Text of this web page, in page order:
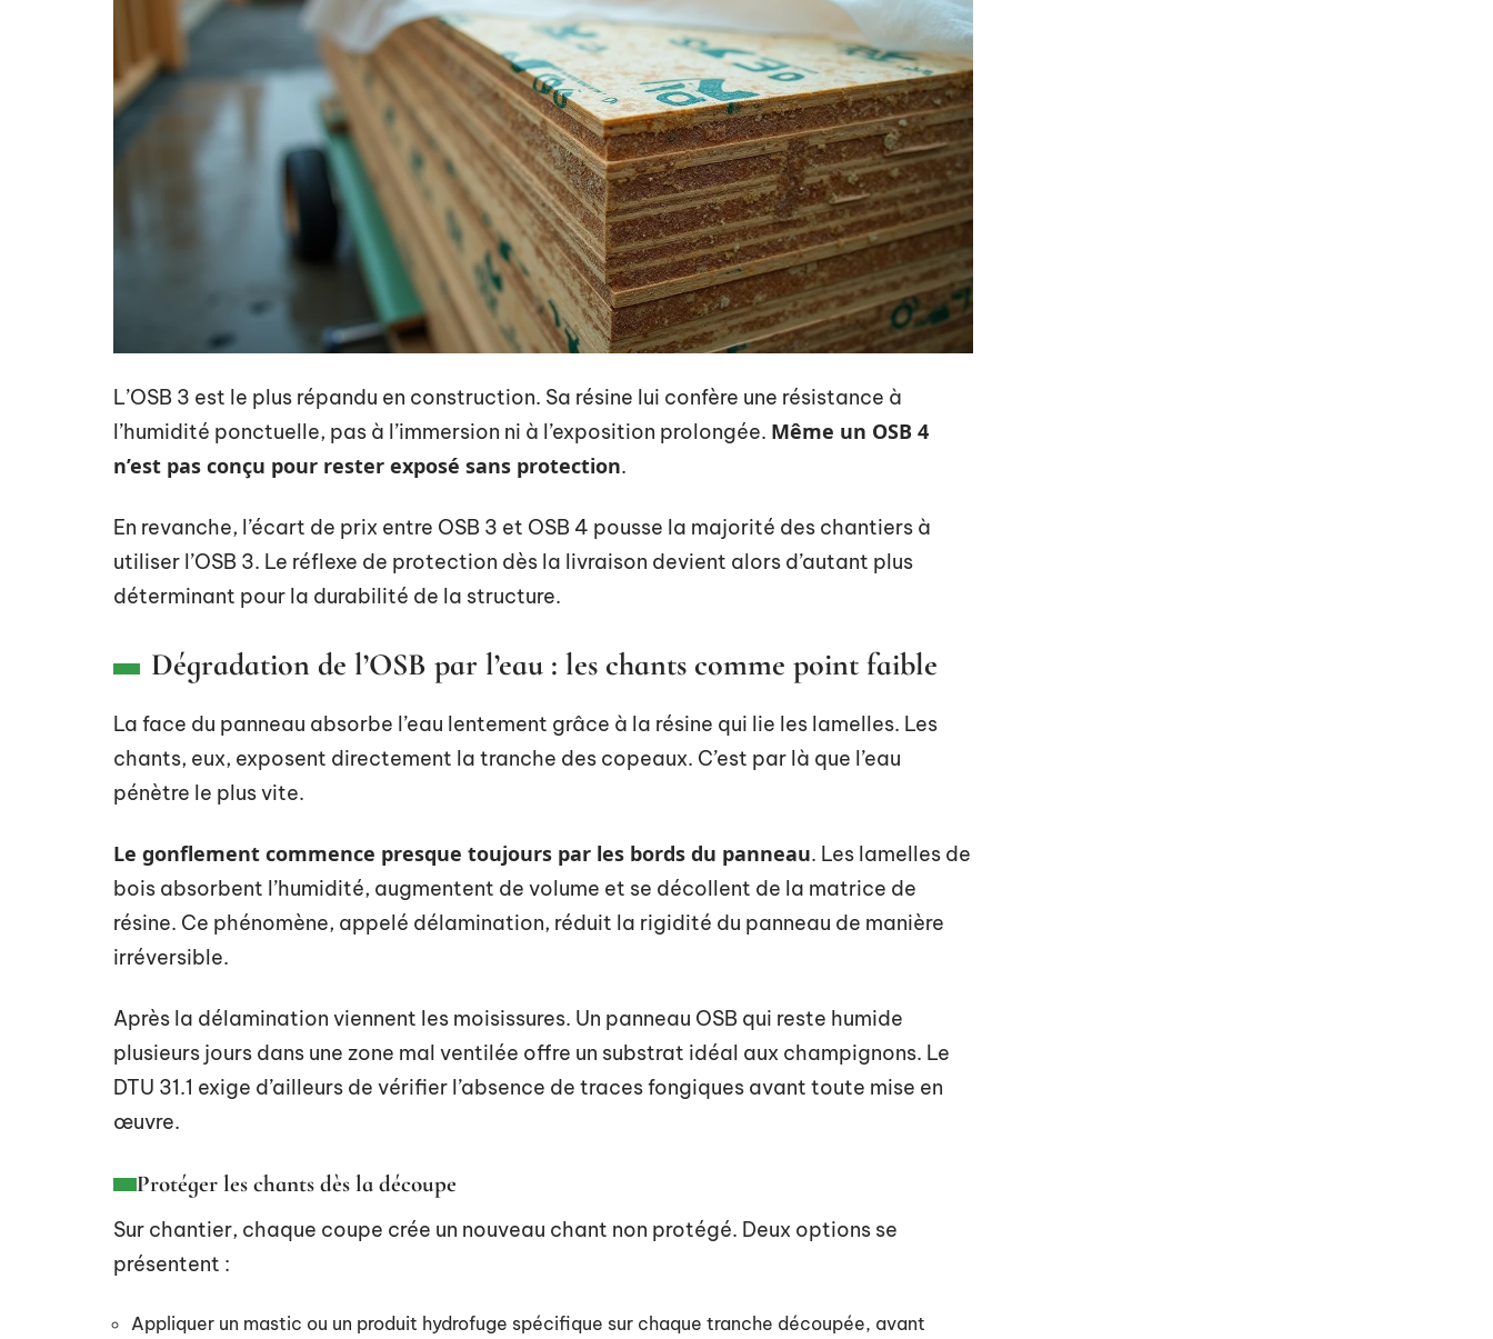
L’OSB 3 est le plus répandu en construction. Sa résine lui confère une résistance à
l’humidité ponctuelle, pas à l’immersion ni à l’exposition prolongée. Même un OSB 4
n’est pas conçu pour rester exposé sans protection.
En revanche, l’écart de prix entre OSB 3 et OSB 4 pousse la majorité des chantiers à
utiliser l’OSB 3. Le réflexe de protection dès la livraison devient alors d’autant plus
déterminant pour la durabilité de la structure.
Dégradation de l’OSB par l’eau : les chants comme point faible
La face du panneau absorbe l’eau lentement grâce à la résine qui lie les lamelles. Les
chants, eux, exposent directement la tranche des copeaux. C’est par là que l’eau
pénètre le plus vite.
Le gonflement commence presque toujours par les bords du panneau. Les lamelles de
bois absorbent l’humidité, augmentent de volume et se décollent de la matrice de
résine. Ce phénomène, appelé délamination, réduit la rigidité du panneau de manière
irréversible.
Après la délamination viennent les moisissures. Un panneau OSB qui reste humide
plusieurs jours dans une zone mal ventilée offre un substrat idéal aux champignons. Le
DTU 31.1 exige d’ailleurs de vérifier l’absence de traces fongiques avant toute mise en
œuvre.
Protéger les chants dès la découpe
Sur chantier, chaque coupe crée un nouveau chant non protégé. Deux options se
présentent :
Appliquer un mastic ou un produit hydrofuge spécifique sur chaque tranche découpée, avant